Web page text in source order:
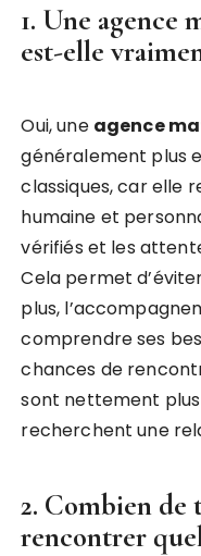
1. Une agence
est-elle
Oui, une agence
généralement plus
classiques, car elle
humaine et
vérifiés et les
Cela permet
plus,
comprendre ses
chances de
sont nettement
recherchent une
2. Combien
rencontrer